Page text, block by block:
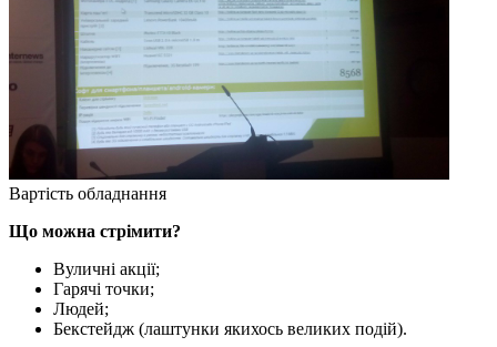
Вартість обладнання
Що можна стрімити?
Вуличні акції;
Гарячі точки;
Людей;
Бекстейдж (лаштунки якихось великих подій).